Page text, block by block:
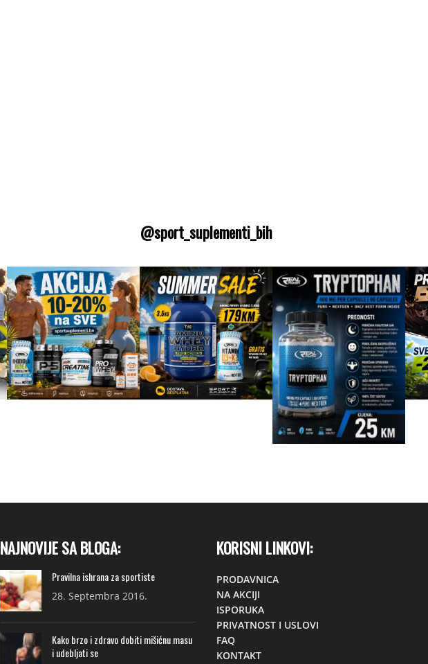
@sport_suplementi_bih
NAJNOVIJE SA BLOGA:
Pravilna ishrana za sportiste
28. Septembra 2016.
Kako brzo i zdravo dobiti mišićnu masu
i udebljati se
KORISNI LINKOVI:
PRODAVNICA
NA AKCIJI
ISPORUKA
PRIVATNOST I USLOVI
FAQ
KONTAKT